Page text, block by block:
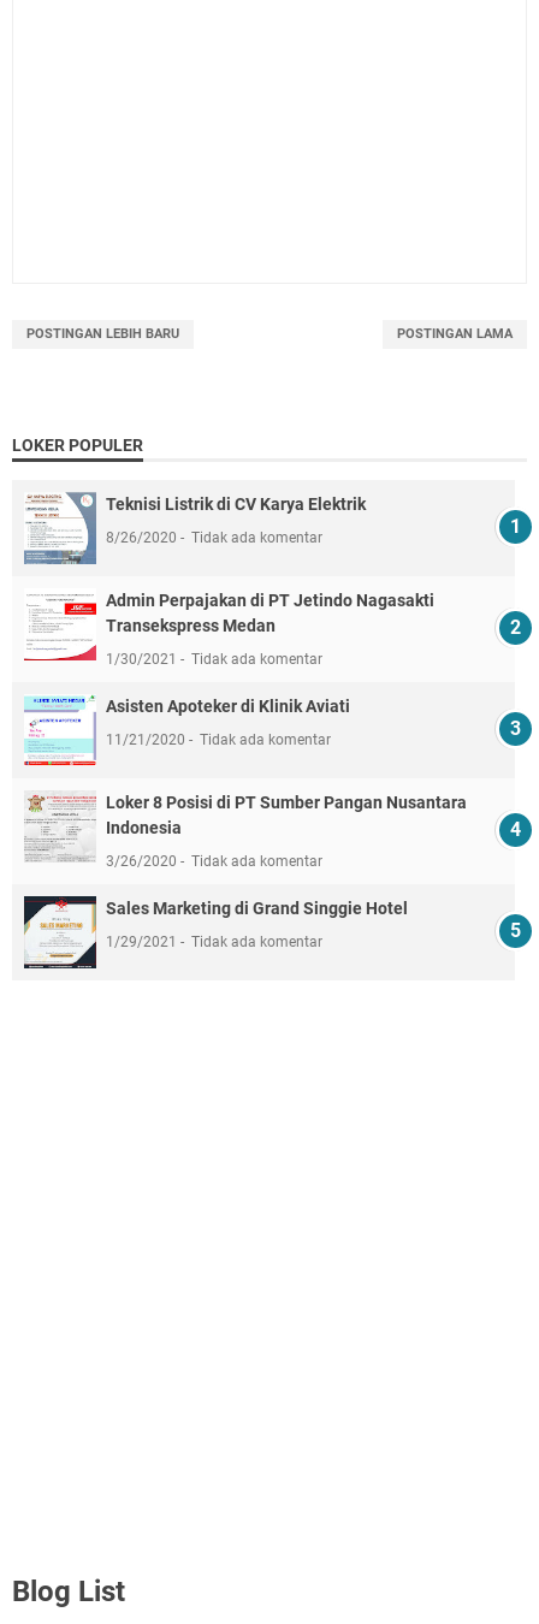
POSTINGAN LEBIH BARU POSTINGAN LAMA
LOKER POPULER
Teknisi Listrik di CV Karya Elektrik
8/26/2020 Tidak ada komentar
Admin Perpajakan di PT Jetindo Nagasakti
Transekspress Medan
1/30/2021 Tidak ada komentar
Asisten Apoteker di Klinik Aviati
11/21/2020 Tidak ada komentar
Loker 8 Posisi di PT Sumber Pangan Nusantara
Indonesia
3/26/2020 Tidak ada komentar
Sales Marketing di Grand Singgie Hotel
1/29/2021 Tidak ada komentar
Blog List